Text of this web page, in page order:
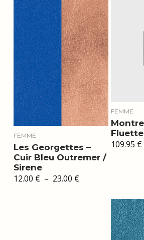
FEMME
Les Georgettes –
Cuir Bleu Outremer /
Sirene
12.00 € – 23.00 €Plage
de
FEMME
Montre
109.95 €